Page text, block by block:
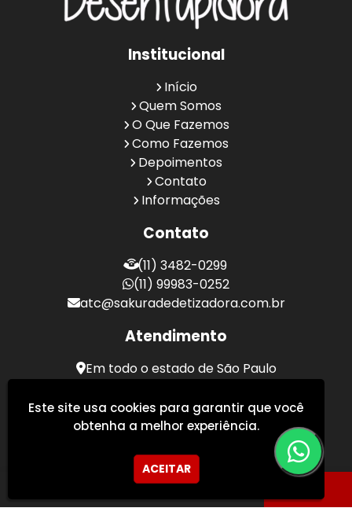
Institucional
Início
Quem Somos
O Que Fazemos
Como Fazemos
Depoimentos
Contato
Informações
Contato
(11) 3482-0299
(11) 99983-0252
atc@sakuradedetizadora.com.br
Atendimento
Em todo o estado de São Paulo
Este site usa cookies para garantir que você
obtenha a melhor experiência.
ACEITAR